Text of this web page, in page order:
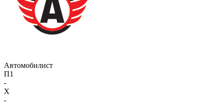
Автомобилист
П1
-
X
-